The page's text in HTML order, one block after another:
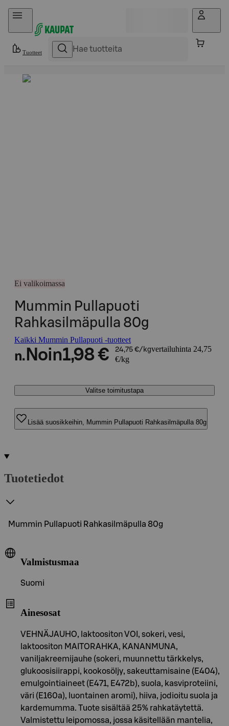
Hyppää sisältöön
Tuotteet
Ei valikoimassa
Mummin Pullapuoti
Rahkasilmäpulla 80g
Kaikki Mummin Pullapuoti -tuotteet
n. Noin1,98 € 24,75 €/kgvertailuhinta 24,75
€/kg
Valitse toimitustapa
Lisää suosikkeihin, Mummin Pullapuoti Rahkasilmäpulla 80g
Tuotetiedot
Mummin Pullapuoti Rahkasilmäpulla 80g
Valmistusmaa
Suomi
Ainesosat
VEHNÄJAUHO, laktoositon VOI, sokeri, vesi,
laktoositon MAITORAHKA, KANANMUNA,
vaniljakreemijauhe (sokeri, muunnettu tärkkelys,
glukoosisiirappi, kookosöljy, sakeuttamisaine (E404),
emulgointiaineet (E471, E472b), suola, kasviproteiini,
väri (E160a), luontainen aromi), hiiva, jodioitu suola ja
kardemumma. Tuote sisältää 25% rahkatäytettä.
Valmistettu leipomossa, jossa käsitellään mantelia,